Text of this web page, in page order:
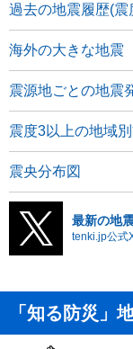
過去の地震履歴(震
海外の大きな地震
震源地ごとの地震
震度3以上の地域
震央分布図
最新の地
tenki.jp公式
「知る防災」